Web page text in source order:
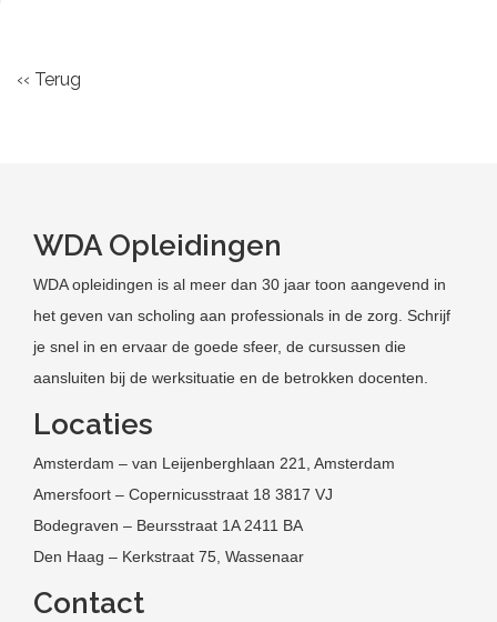
‹‹ Terug
WDA Opleidingen
WDA opleidingen is al meer dan 30 jaar toon aangevend in
het geven van scholing aan professionals in de zorg. Schrijf
je snel in en ervaar de goede sfeer, de cursussen die
aansluiten bij de werksituatie en de betrokken docenten.
Locaties
Amsterdam – van Leijenberghlaan 221, Amsterdam
Amersfoort – Copernicusstraat 18 3817 VJ
Bodegraven – Beursstraat 1A 2411 BA
Den Haag – Kerkstraat 75, Wassenaar
Contact